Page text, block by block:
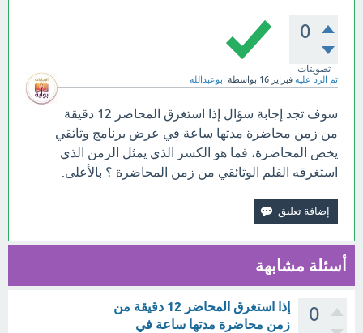
0
تصويتات
تم الرد عليه فبراير 16 بواسطة ابوعبدالله
سوف تجد إجابة سؤال إذا استغرق المحاضر 12 دقيقة
من زمن محاضرة مدتها ساعة في عرض برنامج وثاثقي
يخص المحاضرة، فما هو الكسر الذي يمثل الزمن الذي
استغرقه الفلم الوثائقي من زمن المحاضرة ؟ بالأعلى.
أسئلة مشابهة
0
إذا استغرق المحاضر 12 دقيقة من
زمن محاضرة مدتها ساعة في